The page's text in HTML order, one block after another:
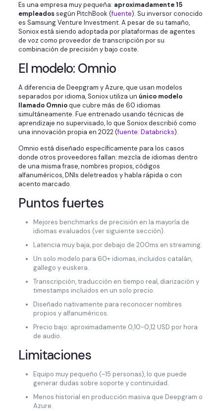
Es una empresa muy pequeña: aproximadamente 15
empleadossegún PitchBook (fuente). Su inversor conocido
es Samsung Venture Investment. A pesar de su tamaño,
Soniox está siendo adoptada por plataformas de agentes
de voz como proveedor de transcripción por su
combinación de precisión y bajo coste.
El modelo: Omnio
A diferencia de Deepgram y Azure, que usan modelos
separados por idioma, Soniox utiliza un único modelo
llamado Omnioque cubre más de 60 idiomas
simultáneamente. Fue entrenado usando técnicas de
aprendizaje no supervisado, lo que Soniox describió como
una innovación propia en 2022 (fuente: Databricks).
Omnio está diseñado específicamente para los casos
donde otros proveedores fallan: mezcla de idiomas dentro
de una misma frase, nombres propios, códigos
alfanuméricos, DNIs deletreados y habla rápida o con
acento marcado.
Puntos fuertes
Mejores benchmarks de precisión en la mayoría de
idiomas evaluados (ver siguiente sección).
Latencia muy baja, por debajo de 200ms en streaming.
Un solo modelo para 60+ idiomas, incluidos catalán,
gallego y euskera.
Transcripción, traducción en tiempo real, diarización y
timestamps incluidos en un solo precio.
Diseñado nativamente para reconocer nombres
propios y alfanuméricos.
Precio bajo: aproximadamente 0,10-0,12 USD por hora
de audio.
Limitaciones
Equipo muy pequeño (~15 personas), lo que puede
generar dudas sobre soporte y continuidad.
Menos historial en producción masiva que Deepgram o
Azure.